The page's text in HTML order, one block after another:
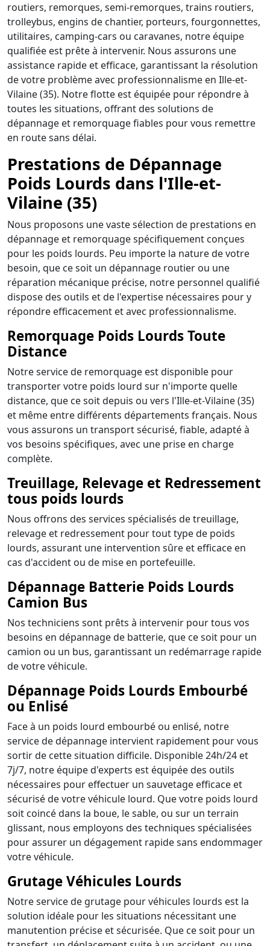
routiers, remorques, semi-remorques, trains routiers,
trolleybus, engins de chantier, porteurs, fourgonnettes,
utilitaires, camping-cars ou caravanes, notre équipe
qualifiée est prête à intervenir. Nous assurons une
assistance rapide et efficace, garantissant la résolution
de votre problème avec professionnalisme en Ille-et-
Vilaine (35). Notre flotte est équipée pour répondre à
toutes les situations, offrant des solutions de
dépannage et remorquage fiables pour vous remettre
en route sans délai.
Prestations de Dépannage
Poids Lourds dans l'Ille-et-
Vilaine (35)
Nous proposons une vaste sélection de prestations en
dépannage et remorquage spécifiquement conçues
pour les poids lourds. Peu importe la nature de votre
besoin, que ce soit un dépannage routier ou une
réparation mécanique précise, notre personnel qualifié
dispose des outils et de l'expertise nécessaires pour y
répondre efficacement et avec professionnalisme.
Remorquage Poids Lourds Toute
Distance
Notre service de remorquage est disponible pour
transporter votre poids lourd sur n'importe quelle
distance, que ce soit depuis ou vers l'Ille-et-Vilaine (35)
et même entre différents départements français. Nous
vous assurons un transport sécurisé, fiable, adapté à
vos besoins spécifiques, avec une prise en charge
complète.
Treuillage, Relevage et Redressement
tous poids lourds
Nous offrons des services spécialisés de treuillage,
relevage et redressement pour tout type de poids
lourds, assurant une intervention sûre et efficace en
cas d'accident ou de mise en portefeuille.
Dépannage Batterie Poids Lourds
Camion Bus
Nos techniciens sont prêts à intervenir pour tous vos
besoins en dépannage de batterie, que ce soit pour un
camion ou un bus, garantissant un redémarrage rapide
de votre véhicule.
Dépannage Poids Lourds Embourbé
ou Enlisé
Face à un poids lourd embourbé ou enlisé, notre
service de dépannage intervient rapidement pour vous
sortir de cette situation difficile. Disponible 24h/24 et
7j/7, notre équipe d'experts est équipée des outils
nécessaires pour effectuer un sauvetage efficace et
sécurisé de votre véhicule lourd. Que votre poids lourd
soit coincé dans la boue, le sable, ou sur un terrain
glissant, nous employons des techniques spécialisées
pour assurer un dégagement rapide sans endommager
votre véhicule.
Grutage Véhicules Lourds
Notre service de grutage pour véhicules lourds est la
solution idéale pour les situations nécessitant une
manutention précise et sécurisée. Que ce soit pour un